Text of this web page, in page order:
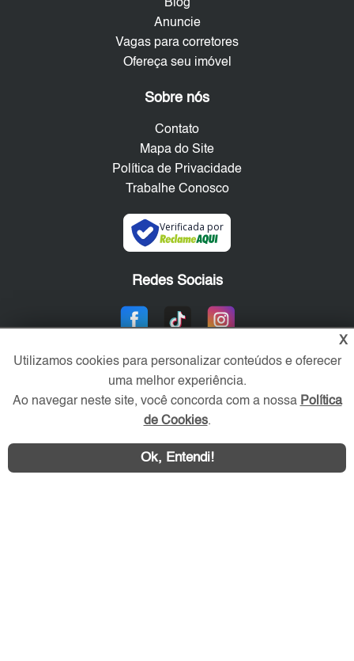
Blog
Anuncie
Vagas para corretores
Ofereça seu imóvel
Sobre nós
Contato
Mapa do Site
Política de Privacidade
Trabalhe Conosco
Verificada por
Redes Sociais
Área exclusiva aos anunciantes,
acesse sua conta:
X
Utilizamos cookies para personalizar conteúdos e oferecer
uma melhor experiência.
Ao navegar neste site, você concorda com a nossa Política
de Cookies.
Ok, Entendi!